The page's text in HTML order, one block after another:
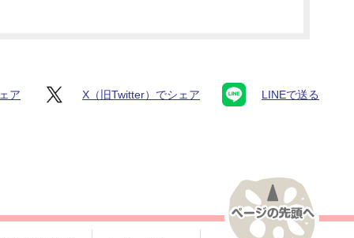
ア X（旧Twitter）でシェア LINEで送る